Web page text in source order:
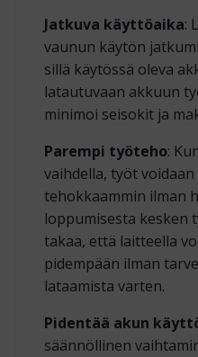
Jatkuva käyttöaika:
vaunun käytön
sillä käytössä oleva
latautuvaan akkuun
minimoi seisokit ja
Parempi työteho:
vaihdella, työt
tehokkaammin ilman
loppumisesta kesken
takaa, että laitteella
pidempään ilman
lataamista varten.
Pidentää akun
säännöllinen